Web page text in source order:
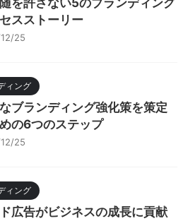
を許さない5のブランディング
スストーリー
25
ィング
ブランディング強化策を策定
の6つのステップ
25
ィング
広告がビジネスの成長に貢献